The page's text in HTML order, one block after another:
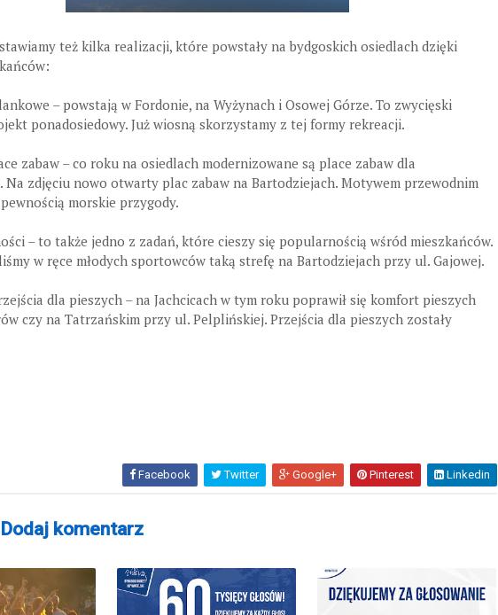
też kilka realizacji, które powstały na bydgoskich osiedlach dzięki
– powstają w Fordonie, na Wyżynach i Osowej Górze. To zwycięski
ponadosiedowy. Już wiosną skorzystamy z tej formy rekreacji.
zabaw – co roku na osiedlach modernizowane są place zabaw dla
Na zdjęciu nowo otwarty plac zabaw na Bartodziejach. Motywem przewodnim
morskie przygody.
– to także jedno z zadań, które cieszy się popularnością wśród mieszkańców.
w ręce młodych sportowców taką strefę na Bartodziejach przy ul. Gajowej.
dla pieszych – na Jachcicach w tym roku poprawił się komfort pieszych
czy na Tatrzańskim przy ul. Pelplińskiej. Przejścia dla pieszych zostały
Facebook Twitter Google+ Pinterest Linkedin
Dodaj komentarz